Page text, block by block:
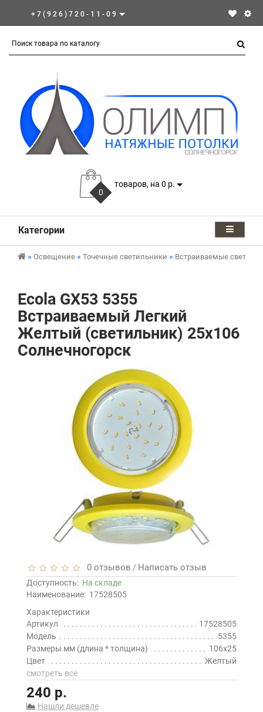
+7(926)720-11-09
0
товаров, на 0 р.
Категории
Освещение Точечные светильники Встраиваемые
Ecola GX53 5355
Встраиваемый Легкий
Желтый (светильник) 25x106
Солнечногорск
0 отзывов / Написать отзыв
Доступность: На складе
Наименование: 17528505
Характеристики
Артикул
17528505
Модель
5355
Размеры мм (длина * толщина)
106x25
Цвет
Желтый
смотреть все
240 р.
Нашли дешевле